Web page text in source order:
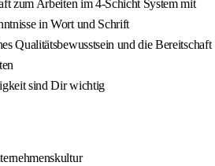
zum Arbeiten im 4-Schicht System mit
in Wort und Schrift
Qualitätsbewusstsein und die Bereitschaft
sind Dir wichtig